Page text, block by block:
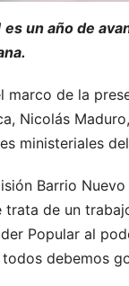
un año de
marco de la
Nicolás
ministeriales
Barrio
trata de un
Popular al
debemos